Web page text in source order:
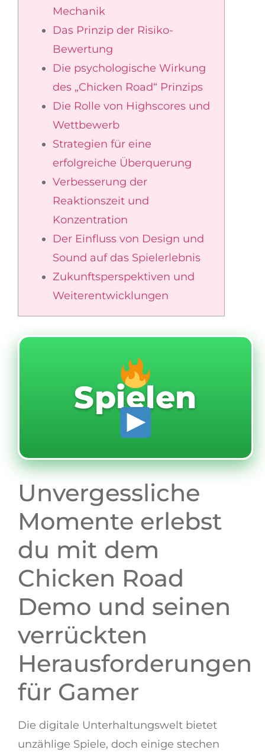
Mechanik
Das Prinzip der Risiko-
Bewertung
Die psychologische Wirkung
des „Chicken Road“ Prinzips
Die Rolle von Highscores und
Wettbewerb
Strategien für eine
erfolgreiche Überquerung
Verbesserung der
Reaktionszeit und
Konzentration
Der Einfluss von Design und
Sound auf das Spielerlebnis
Zukunftsperspektiven und
Weiterentwicklungen
Spielen
Unvergessliche
Momente erlebst
du mit dem
Chicken Road
Demo und seinen
verrückten
Herausforderungen
für Gamer
Die digitale Unterhaltungswelt bietet
unzählige Spiele, doch einige stechen